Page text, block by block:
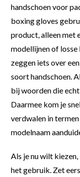
handschoen voor
boxing gloves
product, alleen met
modellijnen of losse
zeggen iets over
soort handschoen.
bij woorden die
Daarmee kom je
verdwalen in
modelnaam
Als je nu wilt
het gebruik. Zet